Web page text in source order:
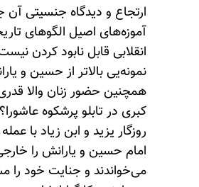
ارتجاع و دیدگاه جنسیتی آن
آموزه‌های اصیل الگوهای
انقلابی قابل نابود کردن
نمونه‌يی بالاتر از حسین و
همچنین حضور زنان والا
کبری در تابلو پرشکوه
روزگار یزید و ابن زیاد با
امام حسین و یارانش را
می‌خواندند و جنایت خود را